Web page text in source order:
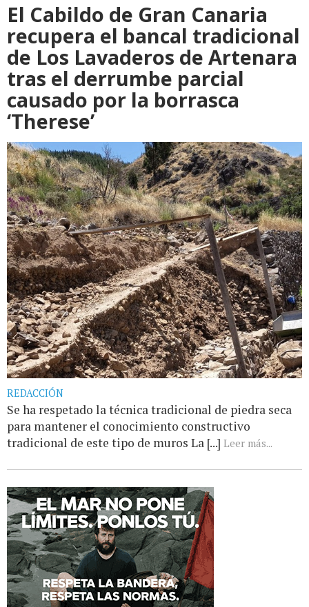
El Cabildo de Gran Canaria
recupera el bancal tradicional
de Los Lavaderos de Artenara
tras el derrumbe parcial
causado por la borrasca
‘Therese’
REDACCIÓN
Se ha respetado la técnica tradicional de piedra seca
para mantener el conocimiento constructivo
tradicional de este tipo de muros La [...] Leer más...